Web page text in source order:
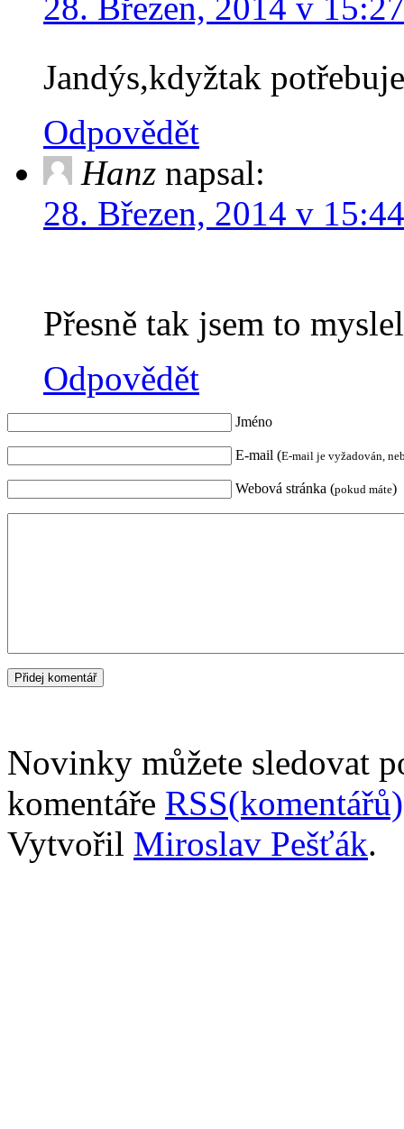
Jandýs,kdyžtak
Odpovědět
Hanz napsal:
28. Březen, 2014 v 15:44
Přesně tak jsem to
Odpovědět
Jméno
E-mail (E-mail je vyžadován,
Webová stránka (pokud máte)
Novinky můžete sledovat
komentáře RSS(komentářů)
Vytvořil Miroslav Pešťák.